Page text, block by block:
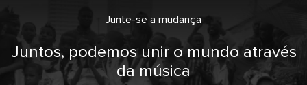
Junte-se a mudança
Juntos, podemos unir o mundo através
da música